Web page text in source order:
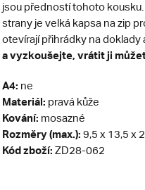
jsou předností tohoto
strany je velká kapsa na zip
otevírají přihrádky na doklady
a vyzkoušejte, vrátit ji
A4: ne
Materiál: pravá kůže
Kování: mosazné
Rozměry (max.): 9,5 x 13,5 x
Kód zboží: ZD28-062